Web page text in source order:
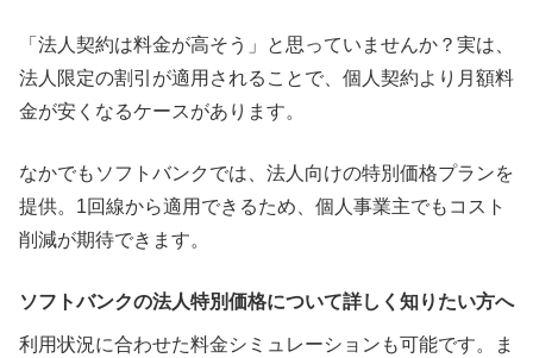
「法人契約は料金が高そう」と思っていませんか？実は、
法人限定の割引が適用されることで、個人契約より月額料
金が安くなるケースがあります。
なかでもソフトバンクでは、法人向けの特別価格プランを
提供。1回線から適用できるため、個人事業主でもコスト
削減が期待できます。
ソフトバンクの法人特別価格について詳しく知りたい方へ
利用状況に合わせた料金シミュレーションも可能です。ま